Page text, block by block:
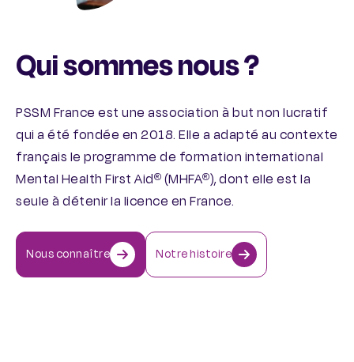
Qui sommes nous ?
PSSM France est une association à but non lucratif
qui a été fondée en 2018. Elle a adapté au contexte
français le programme de formation international
Mental Health First Aid® (MHFA®), dont elle est la
seule à détenir la licence en France.
Nous connaître Notre histoire